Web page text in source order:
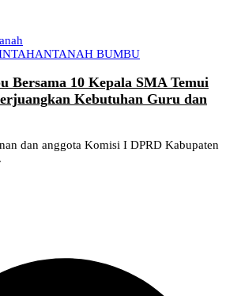
TANAH BUMBU
Bersama 10 Kepala SMA Temui
Kebutuhan Guru dan
dan anggota Komisi I DPRD Kabupaten